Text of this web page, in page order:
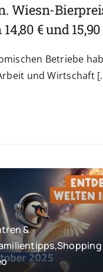
Wiesn-
€ und 15,90
Betriebe
und Wirtschaft
&